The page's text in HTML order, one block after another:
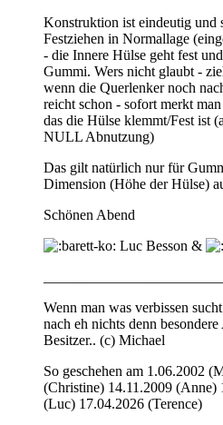
Konstruktion ist eindeutig und
Festziehen in Normallage
- die Innere Hülse geht fest
Gummi. Wers nicht glaubt -
wenn die Querlenker noch
reicht schon - sofort merkt
das die Hülse klemmt/Fest ist
NULL Abnutzung)
Das gilt natürlich nur für
Dimension (Höhe der Hülse)
Schönen Abend
Luc Besson &
Wenn man was verbissen
nach eh nichts denn
Besitzer.. (c) Michael
So geschehen am 1.06.2002
(Christine) 14.11.2009 (Anne)
(Luc) 17.04.2026 (Terence)